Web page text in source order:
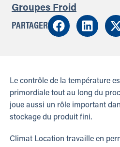
Groupes Froid
PARTAGER
Le contrôle de la température
primordiale tout au long du
joue aussi un rôle important
stockage du produit fini.
Climat Location travaille en